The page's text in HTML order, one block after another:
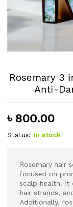
Rosemary 3
Anti-
৳ 800.00
Status: In stock
Rosemary hair
focused on
scalp health. It
hair strands,
Additionally,